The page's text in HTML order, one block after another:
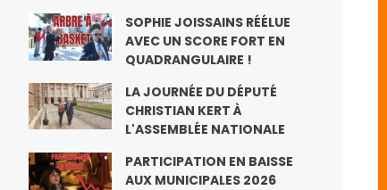
SOPHIE JOISSAINS RÉÉLUE
AVEC UN SCORE FORT EN
QUADRANGULAIRE !
LA JOURNÉE DU DÉPUTÉ
CHRISTIAN KERT À
L'ASSEMBLÉE NATIONALE
PARTICIPATION EN BAISSE
AUX MUNICIPALES 2026